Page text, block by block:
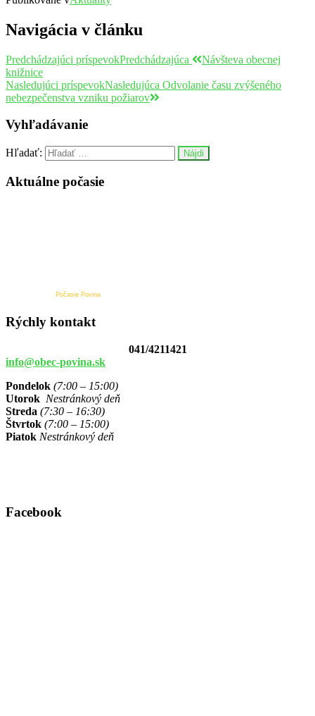
Navigácia v článku
Predchádzajúci príspevokPredchádzajúca
Návšteva obecnej
knižnice
Nasledujúci príspevokNasledujúca Odvolanie času zvýšeného
nebezpečenstva vzniku požiarov
Vyhľadávanie
Hľadať:
Aktuálne počasie
Počasie Povina
Rýchly kontakt
041/4211421
info@obec-povina.sk
Pondelok (7:00 – 15:00)
Utorok Nestránkový deň
Streda (7:30 – 16:30)
Štvrtok (7:00 – 15:00)
Piatok Nestránkový deň
Facebook